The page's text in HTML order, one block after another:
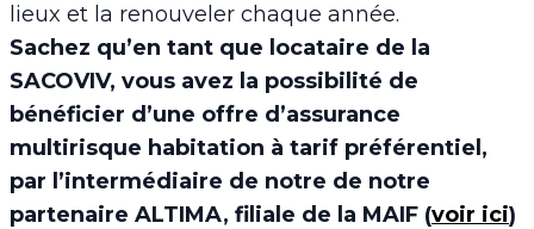
lieux et la renouveler chaque année.
Sachez qu’en tant que locataire de la
SACOVIV, vous avez la possibilité de
bénéficier d’une offre d’assurance
multirisque habitation à tarif préférentiel,
par l’intermédiaire de notre de notre
partenaire ALTIMA, filiale de la MAIF (voir ici)